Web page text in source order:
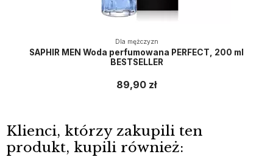
Dla mężczyzn
SAPHIR MEN Woda perfumowana PERFECT, 200 ml
BESTSELLER
89,90 zł
Klienci, którzy zakupili ten
produkt, kupili również: